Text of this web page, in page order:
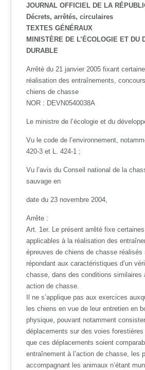
JOURNAL OFFICIEL DE LA
Décrets, arrêtés, circulaires
TEXTES GÉNÉRAUX
MINISTÈRE DE L’ÉCOLOGIE ET DU
DURABLE
Arrêté du 21 janvier 2005 fixant
réalisation des entraînements,
chiens de chasse
NOR : DEVN0540038A
Le ministre de l’écologie et du
Vu le code de l’environnement,
420-3 et L. 424-1 ;
Vu l’avis du Conseil national de la
sauvage en
date du 23 novembre 2004,
Arrête :
Art. 1er. Le présent arrêté fixe
applicables à la réalisation des
épreuves de chiens de chasse réalisés
répondant aux caractéristiques d’un
chasse, dans des conditions similaires
action de chasse.
Il ne s’applique pas aux exercices
les chiens en vue de leur entretien en
physique, pouvant notamment
déplacements sur des voies
que ces déplacements soient
entraînement à l’action de chasse, les
accompagnant les animaux n’étant